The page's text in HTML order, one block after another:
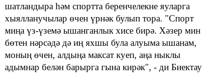
шатландыра һәм спортта беренчелекне яуларга
хыялланучылар өчен үрнәк булып тора. "Спорт
миңа үз-үземә ышанганлык хисе бирә. Хәзер мин
бөтен нәрсәдә дә иң яхшы була алуыма ышанам,
моның өчен, алдыңа максат куеп, аңа ныклы
адымнар белән барырга гына кирәк", - ди Биектау